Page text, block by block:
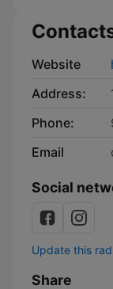
Website
Address:
Phone:
Email
Social
Update this
Share